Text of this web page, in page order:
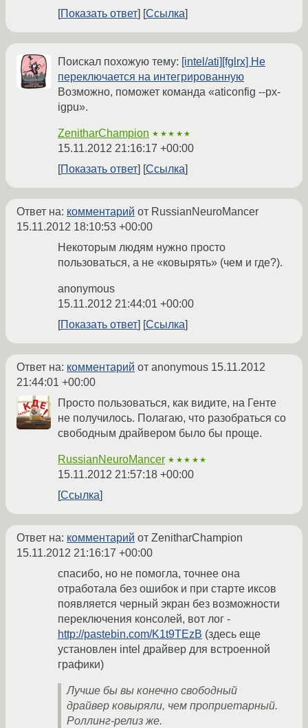
Показать ответ
Ссылка
Поискал похожую тему: [intel/ati][fglrx] Не
переключается на интегрированную
Возможно, поможет команда «aticonfig --px-
igpu».
ZenitharChampion ★★★★★
15.11.2012 21:16:17 +00:00
Показать ответ
Ссылка
Ответ на: комментарий от RussianNeuroMancer
15.11.2012 18:10:53 +00:00
Некоторым людям нужно просто
пользоваться, а не «ковырять» (чем и где?).
anonymous
15.11.2012 21:44:01 +00:00
Показать ответ
Ссылка
Ответ на: комментарий от anonymous 15.11.2012
21:44:01 +00:00
Просто пользоваться, как видите, на Генте
не получилось. Полагаю, что разобраться со
свободным драйвером было бы проще.
RussianNeuroMancer ★★★★★
15.11.2012 21:57:18 +00:00
Ссылка
Ответ на: комментарий от ZenitharChampion
15.11.2012 21:16:17 +00:00
спасибо, но не помогла, точнее она
отработала без ошибок и при старте иксов
появляется черный экран без возможности
переключения консолей, вот лог -
http://pastebin.com/K1t9TEzB (здесь еще
установлен intel драйвер для встроенной
графики)
Лучше бы вы конечно свободный
драйвер ковыряли, чем проприетарный.
Роллинг-релиз же.